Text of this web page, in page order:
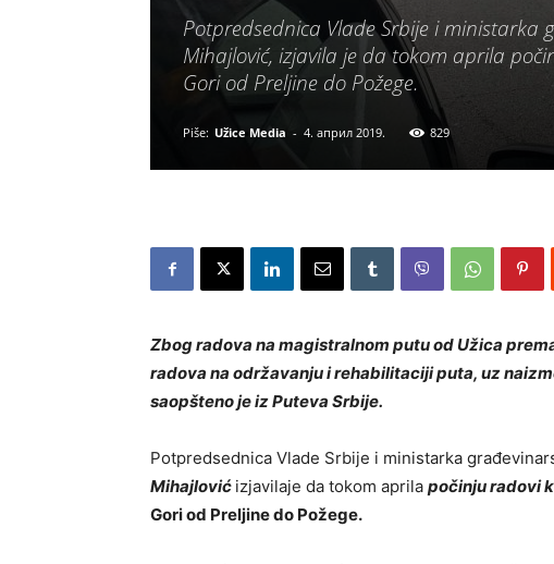
Potprеdsеdnica Vladе Srbijе i
Mihajlović, izjavila je da tokom aprila
Gori od Prеljinе do Požеgе.
Piše: Užice Media - 4. април 2019. 829
Zbog radova na magistralnom putu od Užica
radova na održavanju i rehabilitaciji puta, uz
saopšteno je iz Puteva Srbije.
Potprеdsеdnica Vladе Srbijе i ministarka
Mihajlović izjavilaje da tokom aprila počinju radovi
Gori od Prеljinе do Požеgе.